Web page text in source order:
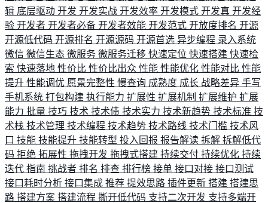
辑 底层驱动 开发 开发实战 开发效率 开发模式 开发真 开发经
验 开发者 开发者必备 开发者效能 开发范式 开放度排名 开源
开源低代码 开源排名 开源源码 开源首选 异步编程 录入系统
微信 微信生态 微服务 微服务迁移 快速定位 快速搭建 快速检
索 快速落地 性价比 性价比出众 性能 性能优化 性能对比 性能
提升 性能调优 愿景完整性 慢查询 成熟度 成长 战略差异 手写
手机系统 打包构建 执行能力 扩展性 扩展机制 扩展维护 扩展
能力 批量 技巧 技术 技术债 技术实力 技术新趋势 技术标准 技
术栈 技术管理 技术编程 技术趋势 技术路线 技术门槛 技术风
口 技能 技能提升 技能转型 投入回报 报告解读 拆解 拆解低代
码 拒绝 拓展性 拖拽开发 拖拽式搭建 持续交付 持续优化 持续
迭代 指南 挑战者 排名 排查 排行榜 接单 接口对接 接口测试
接口耗时分析 接口集成 推荐 提效思路 插件更新 搭建 搭建思
路 搭建方案 搭建流程 撕开低代码 支持二次开发 支持多端开